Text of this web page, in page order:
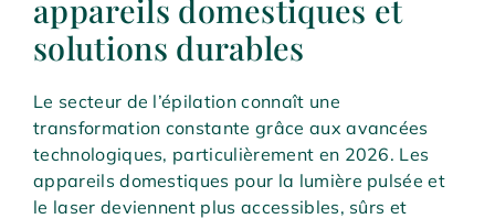
appareils domestiques et
solutions durables
Le secteur de l’épilation connaît une
transformation constante grâce aux avancées
technologiques, particulièrement en 2026. Les
appareils domestiques pour la lumière pulsée et
le laser deviennent plus accessibles, sûrs et